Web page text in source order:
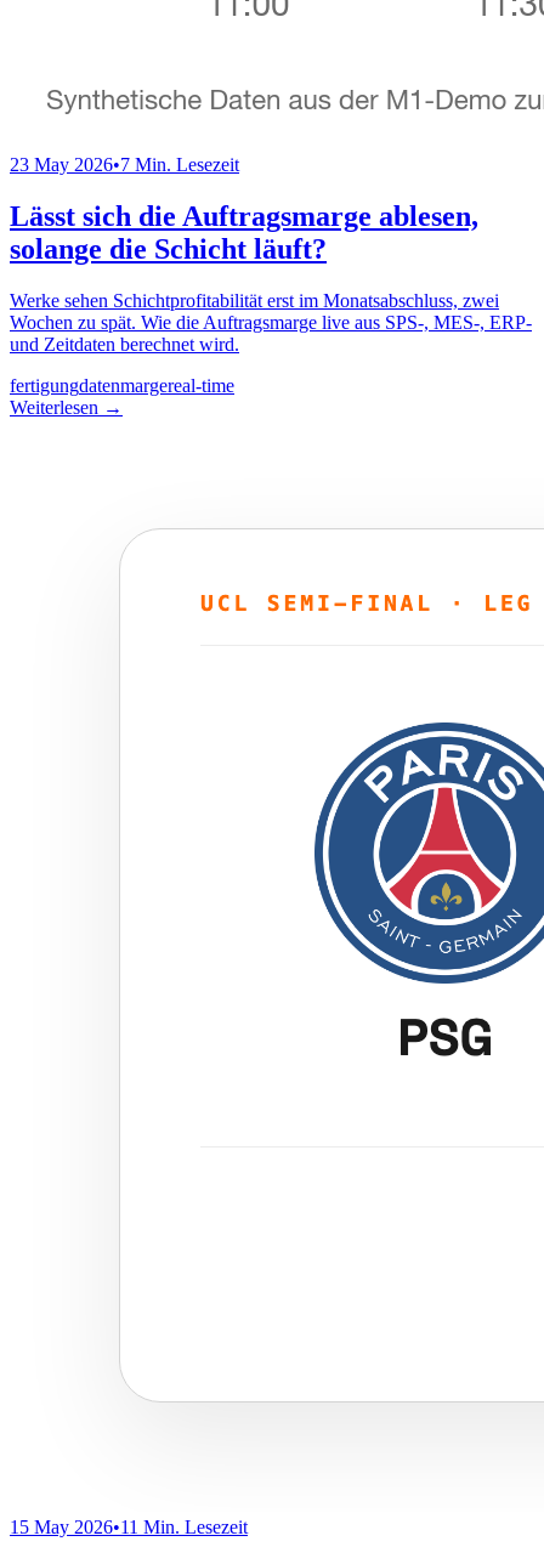
23 May 2026•7 Min. Lesezeit
Lässt sich die Auftragsmarge ablesen,
solange die Schicht läuft?
Werke sehen Schichtprofitabilität erst im Monatsabschluss, zwei
Wochen zu spät. Wie die Auftragsmarge live aus SPS-, MES-, ERP-
und Zeitdaten berechnet wird.
fertigungdatenmargereal-time
Weiterlesen →
15 May 2026•11 Min. Lesezeit